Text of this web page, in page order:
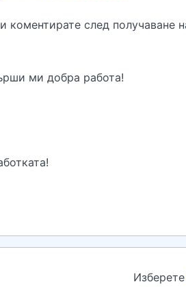
коментирате след получаване
ми добра работа!
Изберете